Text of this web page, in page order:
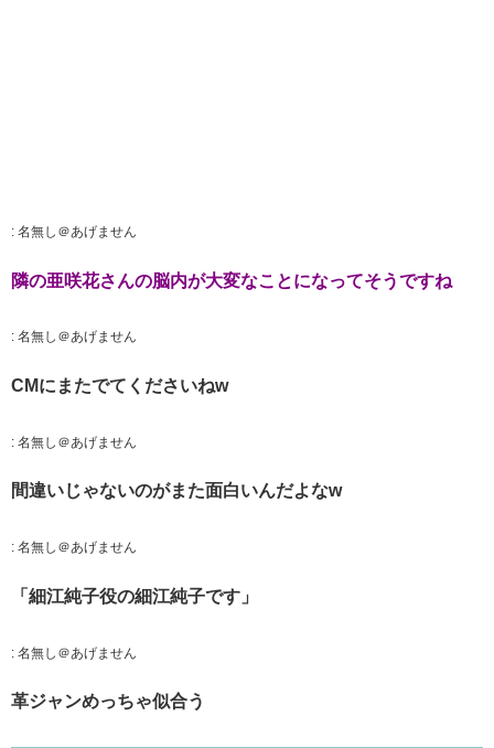
: 名無し＠あげません
隣の亜咲花さんの脳内が大変なことになってそうですね
: 名無し＠あげません
CMにまたでてくださいねw
: 名無し＠あげません
間違いじゃないのがまた面白いんだよなw
: 名無し＠あげません
「細江純子役の細江純子です」
: 名無し＠あげません
革ジャンめっちゃ似合う